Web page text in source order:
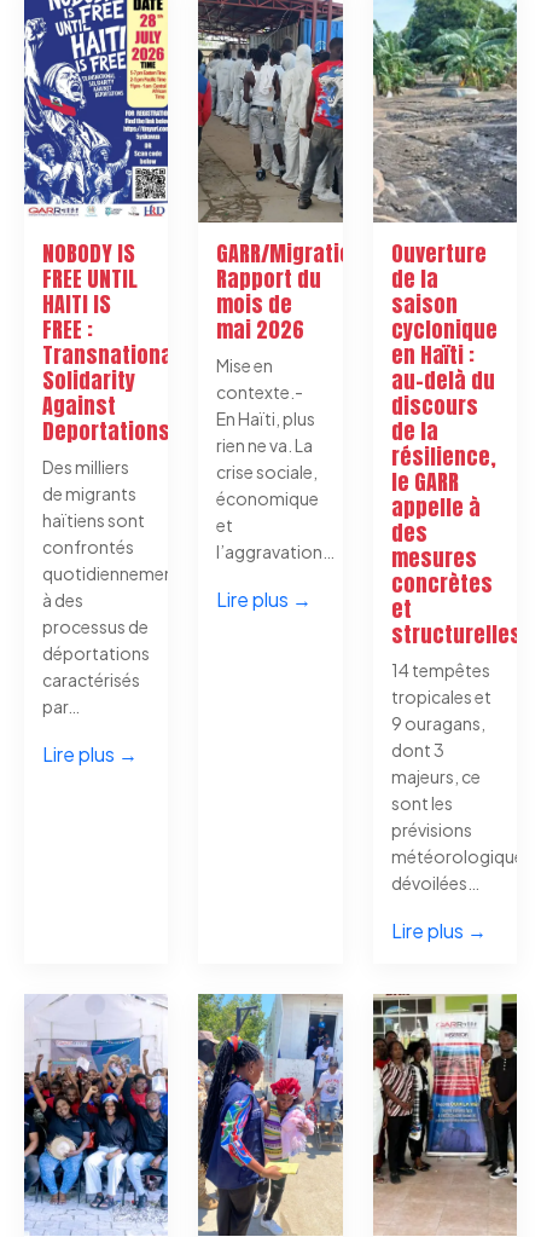
NOBODY IS
FREE UNTIL
HAITI IS
FREE :
Transnational
Solidarity
Against
Deportations
Des milliers
de migrants
haïtiens sont
confrontés
quotidiennement
à des
processus de
déportations
caractérisés
par…
Lire plus →
GARR/Migration:
Rapport du
mois de
mai 2026
Mise en
contexte.-
En Haïti, plus
rien ne va. La
crise sociale,
économique
et
l’aggravation…
Lire plus →
Ouverture
de la
saison
cyclonique
en Haïti :
au-delà du
discours
de la
résilience,
le GARR
appelle à
des
mesures
concrètes
et
structurelles
14 tempêtes
tropicales et
9 ouragans,
dont 3
majeurs, ce
sont les
prévisions
météorologiques
dévoilées…
Lire plus →